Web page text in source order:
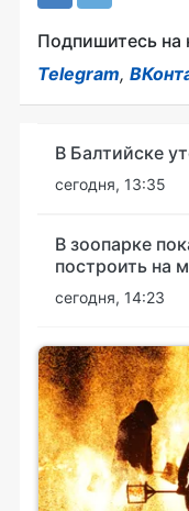
Подпишитесь на
Telegram,
В Балтийске
сегодня, 13:35
В зоопарке
построить на
сегодня, 14:23